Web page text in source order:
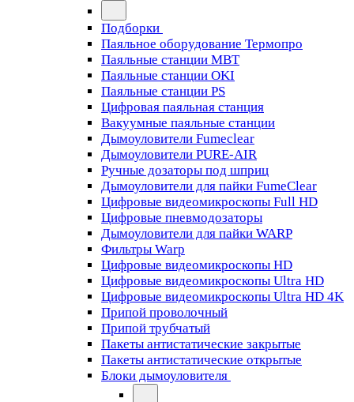
Подборки
Паяльное оборудование Термопро
Паяльные станции MBT
Паяльные станции OKI
Паяльные станции PS
Цифровая паяльная станция
Вакуумные паяльные станции
Дымоуловители Fumeclear
Дымоуловители PURE-AIR
Ручные дозаторы под шприц
Дымоуловители для пайки FumeClear
Цифровые видеомикроскопы Full HD
Цифровые пневмодозаторы
Дымоуловители для пайки WARP
Фильтры Warp
Цифровые видеомикроскопы HD
Цифровые видеомикроскопы Ultra HD
Цифровые видеомикроскопы Ultra HD 4K
Припой проволочный
Припой трубчатый
Пакеты антистатические закрытые
Пакеты антистатические открытые
Блоки дымоуловителя